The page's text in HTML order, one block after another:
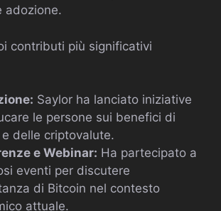
adozione.
contributi più significativi
Saylor ha lanciato iniziative
le persone sui benefici di
delle criptovalute.
e Webinar: Ha partecipato a
eventi per discutere
di Bitcoin nel contesto
attuale.